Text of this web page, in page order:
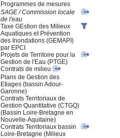
Programmes de mesures
SAGE / Commission locale
de l'eau
Taxe GEstion des Milieux
Aquatiques et Prévention
des Inondations (GEMAPI)
par EPCI
Projets de Territoire pour la
Gestion de l'Eau (PTGE)
Contrats de milieu
Plans de Gestion des
Etiages (bassin Adour-
Garonne)
Contrats Territoriaux de
Gestion Quantitative (CTGQ)
(Bassin Loire-Bretagne en
Nouvelle-Aquitaine)
Contrats Territoriaux bassin
Loire-Bretagne (Milieux